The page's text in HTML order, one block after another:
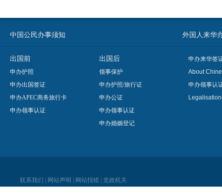
中国公民办事须知 外国人来华
出国前
申办护照
申办出国签证
申办APEC商务旅行卡
申办领事认证
出国后
领事保护
申办护照/旅行证
申办公证
申办领事认证
申办婚姻登记
申办来华签
About
申办领事认
联系我们 网站声明 网站找错 党政机关